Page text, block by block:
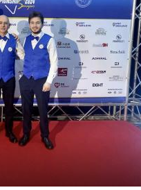
Feed rss Iscriviti alla